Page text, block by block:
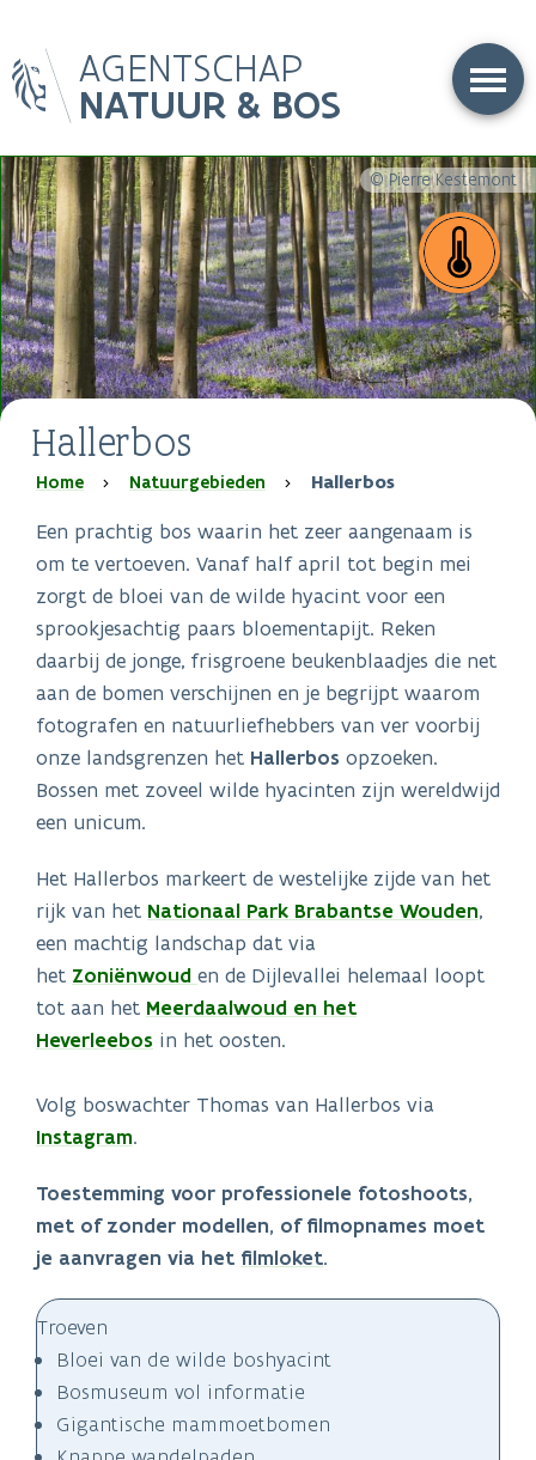
en
naar
gaan
AGENTSCHAP
NATUUR & BOS
© Pierre Kestemont
Hallerbos
Kruimelpad
Home Natuurgebieden Hallerbos
Een prachtig bos waarin het zeer aangenaam is
om te vertoeven. Vanaf half april tot begin mei
zorgt de bloei van de wilde hyacint voor een
sprookjesachtig paars bloementapijt. Reken
daarbij de jonge, frisgroene beukenblaadjes die net
aan de bomen verschijnen en je begrijpt waarom
fotografen en natuurliefhebbers van ver voorbij
onze landsgrenzen het Hallerbos opzoeken.
Bossen met zoveel wilde hyacinten zijn wereldwijd
een unicum.
Het Hallerbos markeert de westelijke zijde van het
rijk van het Nationaal Park Brabantse Wouden,
een machtig landschap dat via
het Zoniënwoud en de Dijlevallei helemaal loopt
tot aan het Meerdaalwoud en het
Heverleebos in het oosten.
Volg boswachter Thomas van Hallerbos via
Instagram.
Toestemming voor professionele fotoshoots,
met of zonder modellen, of filmopnames moet
je aanvragen via het filmloket.
Troeven
Bloei van de wilde boshyacint
Bosmuseum vol informatie
Gigantische mammoetbomen